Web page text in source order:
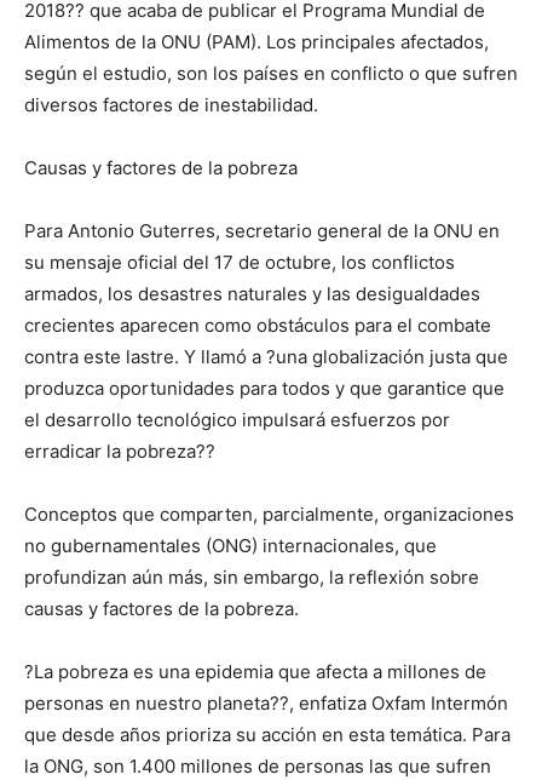
2018?? que acaba de publicar el Programa Mundial de
Alimentos de la ONU (PAM). Los principales afectados,
según el estudio, son los países en conflicto o que sufren
diversos factores de inestabilidad.
Causas y factores de la pobreza
Para Antonio Guterres, secretario general de la ONU en
su mensaje oficial del 17 de octubre, los conflictos
armados, los desastres naturales y las desigualdades
crecientes aparecen como obstáculos para el combate
contra este lastre. Y llamó a ?una globalización justa que
produzca oportunidades para todos y que garantice que
el desarrollo tecnológico impulsará esfuerzos por
erradicar la pobreza??
Conceptos que comparten, parcialmente, organizaciones
no gubernamentales (ONG) internacionales, que
profundizan aún más, sin embargo, la reflexión sobre
causas y factores de la pobreza.
?La pobreza es una epidemia que afecta a millones de
personas en nuestro planeta??, enfatiza Oxfam Intermón
que desde años prioriza su acción en esta temática. Para
la ONG, son 1.400 millones de personas las que sufren